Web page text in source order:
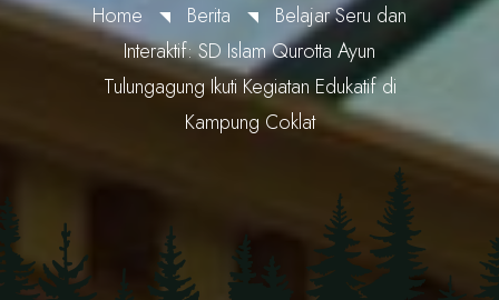
Home Berita
Belajar Seru dan
Interaktif: SD Islam Qurotta Ayun
Tulungagung Ikuti Kegiatan Edukatif di
Kampung Coklat